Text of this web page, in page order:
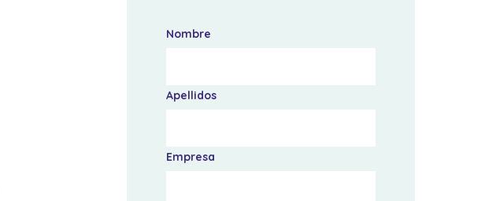
Nombre
Apellidos
Empresa